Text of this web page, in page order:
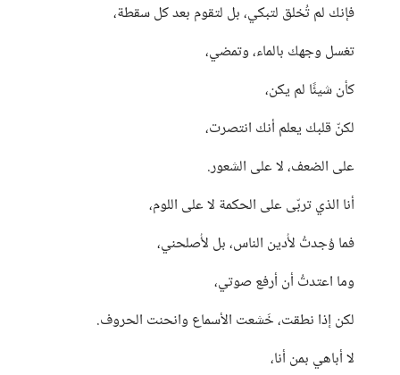
فإنك لم تُخلق لتبكي، بل لتقوم بعد كل سقطة،
تغسل وجهك بالماء، وتمضي،
كأن شيئًا لم يكن،
لكنّ قلبك يعلم أنك انتصرت،
على الضعف، لا على الشعور.
أنا الذي تربّى على الحكمة لا على اللوم،
فما وُجدتُ لأُدين الناس، بل لأُصلحني،
وما اعتدتُ أن أرفع صوتي،
لكن إذا نطقت، خَشعت الأسماع وانحنت الحروف.
لا أباهي بمن أنا،